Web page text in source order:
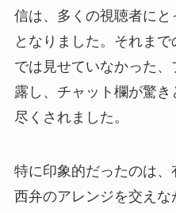
信は、多くの視聴者に
となりました。それま
では見せていなかった
露し、チャット欄が驚
尽くされました。
特に印象的だったのは
西弁のアレンジを交え